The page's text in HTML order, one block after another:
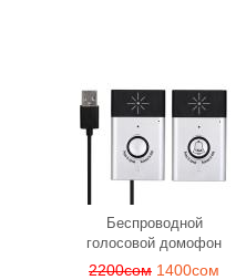
Беспроводной
голосовой домофон
2200сом 1400сом